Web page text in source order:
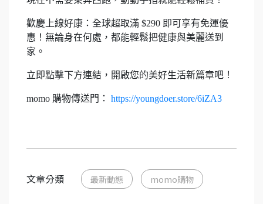
歡慶上線好康：全球超取滿 $290 即可享有免運優
惠！無論身在何處，都能輕鬆把健康與美麗送到
家。
立即點擊下方連結，開啟您的美好生活新篇章吧！
momo 購物傳送門： https://youngdoer.store/6iZA3
文章分類 最新動態 momo購物